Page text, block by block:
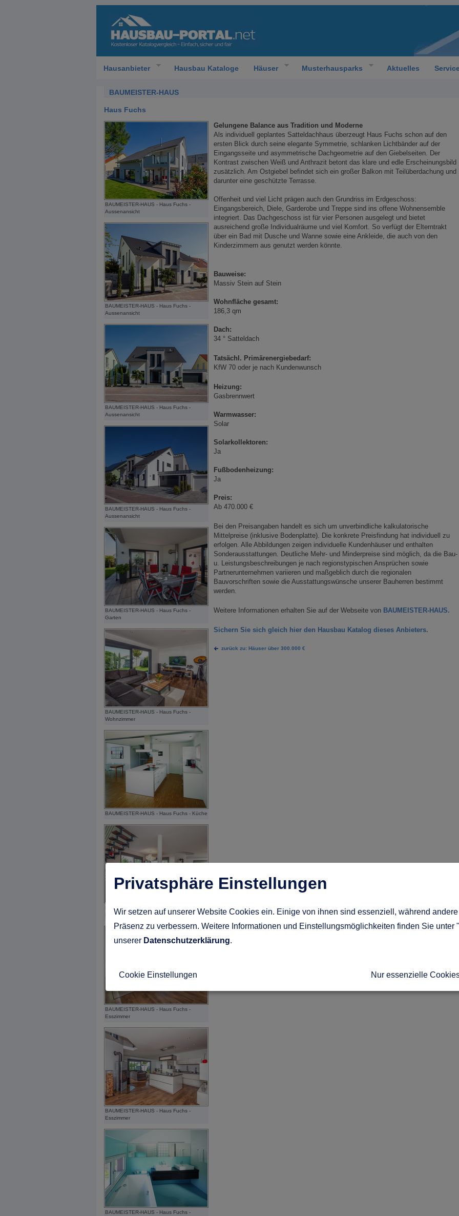
Hausanbieter Hausbau Kataloge Häuser Musterhausparks Aktuelles Service
BAUMEISTER-HAUS
Haus Fuchs
BAUMEISTER-HAUS - Haus Fuchs -
Aussenansicht
BAUMEISTER-HAUS - Haus Fuchs -
Aussenansicht
BAUMEISTER-HAUS - Haus Fuchs -
Aussenansicht
BAUMEISTER-HAUS - Haus Fuchs -
Aussenansicht
BAUMEISTER-HAUS - Haus Fuchs -
Garten
BAUMEISTER-HAUS - Haus Fuchs -
Wohnzimmer
BAUMEISTER-HAUS - Haus Fuchs - Küche
BAUMEISTER-HAUS - Haus Fuchs -
Esszimmer
BAUMEISTER-HAUS - Haus Fuchs -
Esszimmer
BAUMEISTER-HAUS - Haus Fuchs -
Esszimmer
BAUMEISTER-HAUS - Haus Fuchs -
Gelungene Balance aus Tradition und Moderne
Als individuell geplantes Satteldachhaus überzeugt Haus Fuchs schon auf den
ersten Blick durch seine elegante Symmetrie, schlanken Lichtbänder auf der
Eingangsseite und asymmetrische Dachgeometrie auf den Giebelseiten. Der
Kontrast zwischen Weiß und Anthrazit betont das klare und edle Erscheinungsbild
zusätzlich. Am Ostgiebel befindet sich ein großer Balkon mit Teilüberdachung und
darunter eine geschützte Terrasse.
Offenheit und viel Licht prägen auch den Grundriss im Erdgeschoss:
Eingangsbereich, Diele, Garderobe und Treppe sind ins offene Wohnensemble
integriert. Das Dachgeschoss ist für vier Personen ausgelegt und bietet
ausreichend große Individualräume und viel Komfort. So verfügt der Elterntrakt
über ein Bad mit Dusche und Wanne sowie eine Ankleide, die auch von den
Kinderzimmern aus genutzt werden könnte.
Bauweise:
Massiv Stein auf Stein
Wohnfläche gesamt:
186,3 qm
Dach:
34 ° Satteldach
Tatsächl. Primärenergiebedarf:
KfW 70 oder je nach Kundenwunsch
Heizung:
Gasbrennwert
Warmwasser:
Solar
Solarkollektoren:
Ja
Fußbodenheizung:
Ja
Preis:
Ab 470.000 €
Bei den Preisangaben handelt es sich um unverbindliche kalkulatorische
Mittelpreise (inklusive Bodenplatte). Die konkrete Preisfindung hat individuell zu
erfolgen. Alle Abbildungen zeigen individuelle Kundenhäuser und enthalten
Sonderausstattungen. Deutliche Mehr- und Minderpreise sind möglich, da die Bau-
u. Leistungsbeschreibungen je nach regionstypischen Ansprüchen sowie
Partnerunternehmen variieren und maßgeblich durch die regionalen
Bauvorschriften sowie die Ausstattungswünsche unserer Bauherren bestimmt
werden.
Weitere Informationen erhalten Sie auf der Webseite von BAUMEISTER-HAUS.
Sichern Sie sich gleich hier den Hausbau Katalog dieses Anbieters.
zurück zu: Häuser über 300.000 €
Privatsphäre Einstellungen
Wir setzen auf unserer Website Cookies ein. Einige von ihnen sind essenziell, während
Präsenz zu verbessern. Weitere Informationen und Einstellungsmöglichkeiten finden Sie
unserer Datenschutzerklärung.
Cookie Einstellungen Nur essenzielle